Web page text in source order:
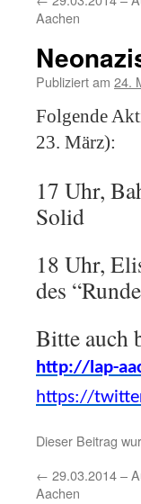
Aachen
Publiziert am 24.
Folgende
23. März):
17 Uhr,
Solid
18 Uhr,
des
Bitte auch
http://lap-
https://
Dieser Beitrag
← 29.03.2014 –
Aachen